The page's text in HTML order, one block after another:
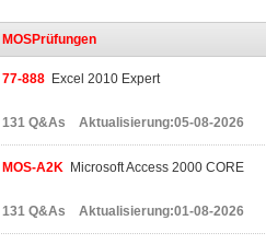
MOSPrüfungen
77-888 Excel 2010 Expert
131 Q&As Aktualisierung:05-08-2026
MOS-A2K Microsoft Access 2000 CORE
131 Q&As Aktualisierung:01-08-2026